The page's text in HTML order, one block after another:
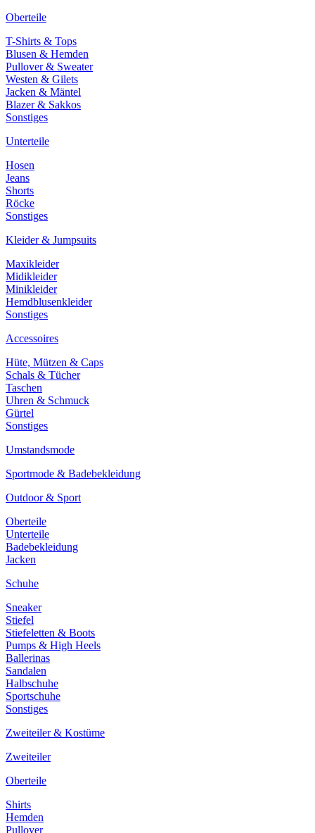
Oberteile
T-Shirts & Tops
Blusen & Hemden
Pullover & Sweater
Westen & Gilets
Jacken & Mäntel
Blazer & Sakkos
Sonstiges
Unterteile
Hosen
Jeans
Shorts
Röcke
Sonstiges
Kleider & Jumpsuits
Maxikleider
Midikleider
Minikleider
Hemdblusenkleider
Sonstiges
Accessoires
Hüte, Mützen & Caps
Schals & Tücher
Taschen
Uhren & Schmuck
Gürtel
Sonstiges
Umstandsmode
Sportmode & Badebekleidung
Outdoor & Sport
Oberteile
Unterteile
Badebekleidung
Jacken
Schuhe
Sneaker
Stiefel
Stiefeletten & Boots
Pumps & High Heels
Ballerinas
Sandalen
Halbschuhe
Sportschuhe
Sonstiges
Zweiteiler & Kostüme
Zweiteiler
Oberteile
Shirts
Hemden
Pullover